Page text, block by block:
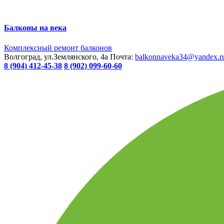
Балконы на века
Комплексный ремонт балконов
Волгоград, ул.Землянского, 4а Почта:
8 (904) 412-45-38 8 (902) 099-60-60